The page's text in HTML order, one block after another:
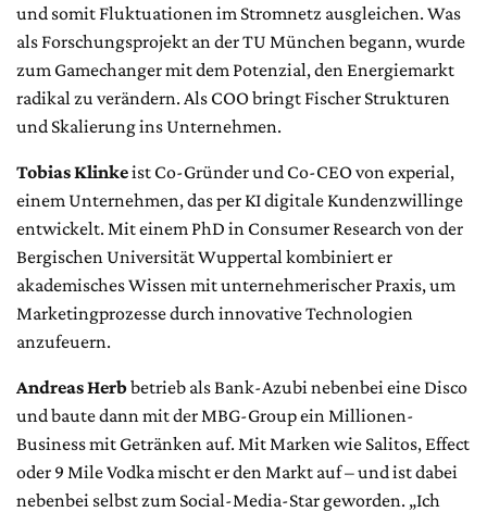
und somit Fluktuationen im Stromnetz ausgleichen. Was
als Forschungsprojekt an der TU München begann, wurde
zum Gamechanger mit dem Potenzial, den Energiemarkt
radikal zu verändern. Als COO bringt Fischer Strukturen
und Skalierung ins Unternehmen.
Tobias Klinkeist Co-Gründer und Co-CEO von experial,
einem Unternehmen, das per KI digitale Kundenzwillinge
entwickelt. Mit einem PhD in Consumer Research von der
Bergischen Universität Wuppertal kombiniert er
akademisches Wissen mit unternehmerischer Praxis, um
Marketingprozesse durch innovative Technologien
anzufeuern.
Andreas Herbbetrieb als Bank-Azubi nebenbei eine Disco
und baute dann mit der MBG-Group ein Millionen-
Business mit Getränken auf. Mit Marken wie Salitos, Effect
oder 9 Mile Vodka mischt er den Markt auf – und ist dabei
nebenbei selbst zum Social-Media-Star geworden. „Ich